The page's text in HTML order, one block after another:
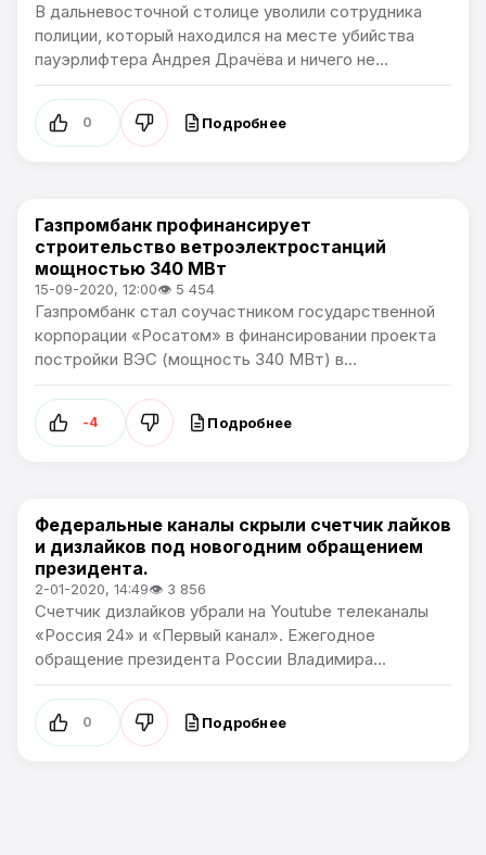
В дальневосточной столице уволили сотрудника
полиции, который находился на месте убийства
пауэрлифтера Андрея Драчёва и ничего не...
0 Подробнее
В России / Артемпортал
Газпромбанк профинансирует
строительство ветроэлектростанций
мощностью 340 МВт
15-09-2020, 12:00👁 5 454
Газпромбанк стал соучастником государственной
корпорации «Росатом» в финансировании проекта
постройки ВЭС (мощность 340 МВт) в...
-4 Подробнее
В России
Федеральные каналы скрыли счетчик лайков
и дизлайков под новогодним обращением
президента.
2-01-2020, 14:49👁 3 856
Счетчик дизлайков убрали на Youtube телеканалы
«Россия 24» и «Первый канал». Ежегодное
обращение президента России Владимира...
0 Подробнее